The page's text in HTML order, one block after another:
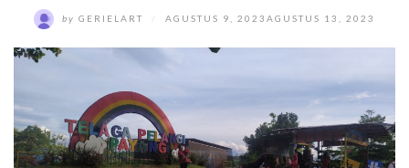
by GERIELART AGUSTUS 9, 2023 AGUSTUS 13, 2023
INFO GAMES
MOVIES REVIEW